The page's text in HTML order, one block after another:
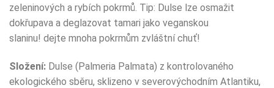
zeleninových a rybích pokrmů. Tip: Dulse lze osmažit
dokřupava a deglazovat tamari jako veganskou
slaninu! dejte mnoha pokrmům zvláštní chuť!
Složení: Dulse (Palmeria Palmata) z kontrolovaného
ekologického sběru, sklizeno v severovýchodním Atlantiku,